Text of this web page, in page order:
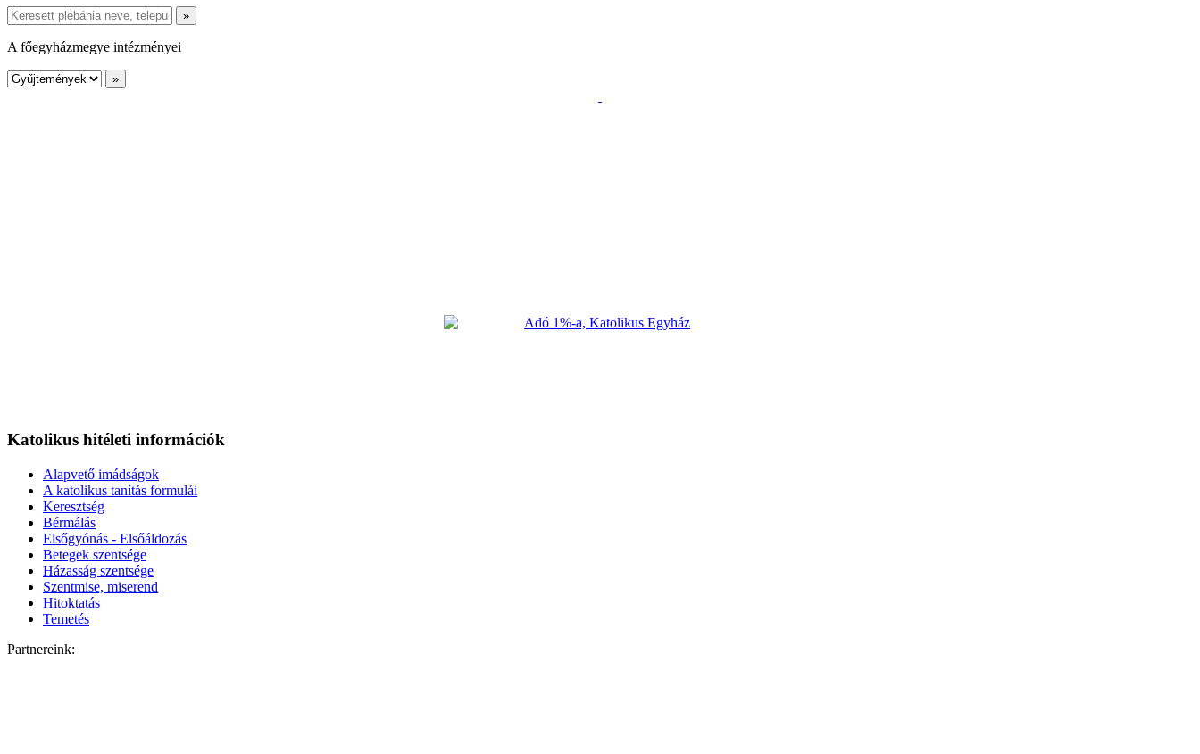
A főegyházmegye intézményei
Katolikus hitéleti információk
Alapvető imádságok
A katolikus tanítás formulái
Keresztség
Bérmálás
Elsőgyónás - Elsőáldozás
Betegek szentsége
Házasság szentsége
Szentmise, miserend
Hitoktatás
Temetés
Partnereink: